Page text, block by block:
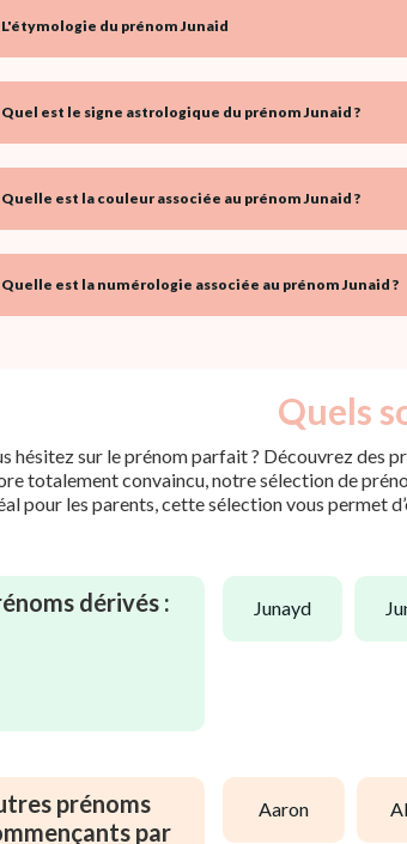
L'étymologie du prénom Junaid
Quel est le signe astrologique du prénom Junaid ?
Quelle est la couleur associée au prénom Junaid ?
Quelle est la numérologie associée au prénom Junaid ?
Quels
hésitez sur le prénom parfait ? Découvrez des
totalement convaincu, notre sélection de
pour les parents, cette sélection vous permet
dérivés : junayd
prénoms
par
aaron